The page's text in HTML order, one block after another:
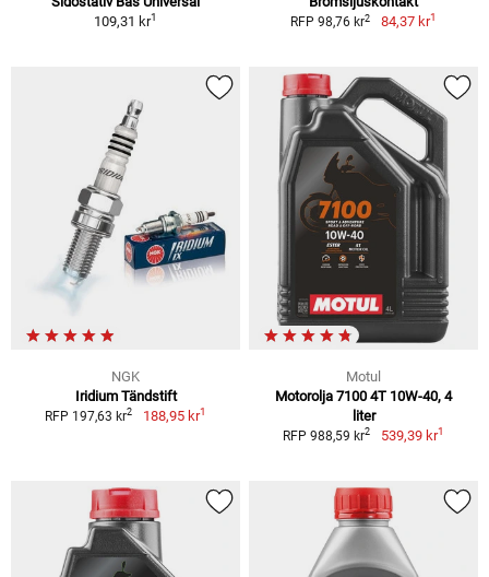
109,31 kr1 RFP 98,76 kr2 84,37 kr1
NGK
Iridium Tändstift
RFP 197,63 kr2 188,95 kr1
Motul
Motorolja 7100 4T 10W-40, 4
liter
RFP 988,59 kr2 539,39 kr1